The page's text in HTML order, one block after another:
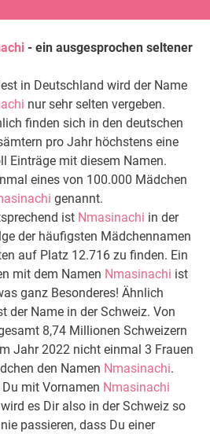
- ein ausgesprochen seltener
in Deutschland wird der Name
nur sehr selten vergeben.
finden sich in den deutschen
pro Jahr höchstens eine
Einträge mit diesem Namen.
eines von 100.000 Mädchen
genannt.
ist Nmasinachi in der
der häufigsten Mädchennamen
auf Platz 12.716 zu finden. Ein
mit dem Namen Nmasinachi ist
ganz Besonderes! Ähnlich
der Name in der Schweiz. Von
8,74 Millionen Schweizern
Jahr 2022 nicht einmal 3 Frauen
den Namen Nmasinachi.
mit Vornamen Nmasinachi
es Dir also in der Schweiz so
passieren, dass Du einer